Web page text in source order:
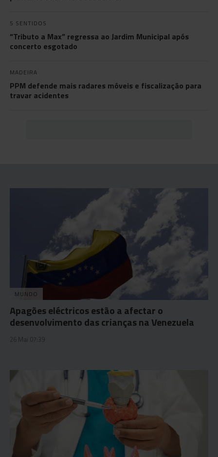
5 SENTIDOS
“Tributo a Max” regressa ao Jardim Municipal após
concerto esgotado
MADEIRA
PPM defende mais radares móveis e fiscalização para
travar acidentes
MUNDO
Apagões eléctricos estão a afectar o
desenvolvimento das crianças na Venezuela
26 Mai 07:39